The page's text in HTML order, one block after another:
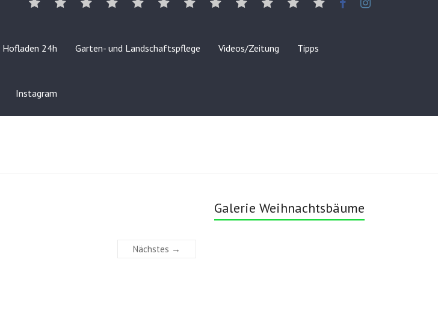
Landschaftspflege
AGB
Hofladen 24h Garten- und Landschaftspflege Videos/Zeitung Tipps
Instagram
Nächstes →
Galerie Weihnachtsbäume